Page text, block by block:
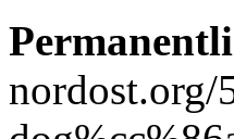
nordost.org/